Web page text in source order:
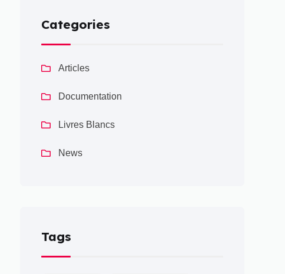
Categories
Articles
Documentation
Livres Blancs
News
Tags